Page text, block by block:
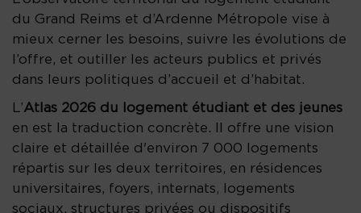
du Grand Reims et d’Ardenne Métropole vise à
mieux cerner les besoins, suivre les évolutions de
l’offre, et outiller les acteurs publics et privés
dans leurs politiques d’accueil et d’habitat.
L’Atlas 2026 du logement étudiant et des jeunes
en est la traduction concrète. Il offre une vision
claire et détaillée d'environ 7 000 logements
répartis sur les deux territoires, en résidences
universitaires, foyers, internats, logements
sociaux, structures privées ou dispositifs